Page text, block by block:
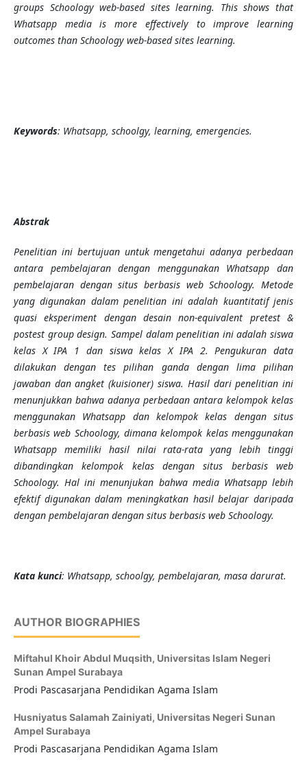
groups Schoology web-based sites learning. This shows that
Whatsapp media is more effectively to improve learning
outcomes than Schoology web-based sites learning.
Keywords: Whatsapp, schoolgy, learning, emergencies.
Abstrak
Penelitian ini bertujuan untuk mengetahui adanya perbedaan
antara pembelajaran dengan menggunakan Whatsapp dan
pembelajaran dengan situs berbasis web Schoology. Metode
yang digunakan dalam penelitian ini adalah kuantitatif jenis
quasi eksperiment dengan desain non-equivalent pretest &
postest group design. Sampel dalam penelitian ini adalah siswa
kelas X IPA 1 dan siswa kelas X IPA 2. Pengukuran data
dilakukan dengan tes pilihan ganda dengan lima pilihan
jawaban dan angket (kuisioner) siswa. Hasil dari penelitian ini
menunjukkan bahwa adanya perbedaan antara kelompok kelas
menggunakan Whatsapp dan kelompok kelas dengan situs
berbasis web Schoology, dimana kelompok kelas menggunakan
Whatsapp memiliki hasil nilai rata-rata yang lebih tinggi
dibandingkan kelompok kelas dengan situs berbasis web
Schoology. Hal ini menunjukan bahwa media Whatsapp lebih
efektif digunakan dalam meningkatkan hasil belajar daripada
dengan pembelajaran dengan situs berbasis web Schoology.
Kata kunci: Whatsapp, schoolgy, pembelajaran, masa darurat.
AUTHOR BIOGRAPHIES
Miftahul Khoir Abdul Muqsith, Universitas Islam Negeri
Sunan Ampel Surabaya
Prodi Pascasarjana Pendidikan Agama Islam
Husniyatus Salamah Zainiyati, Universitas Negeri Sunan
Ampel Surabaya
Prodi Pascasarjana Pendidikan Agama Islam